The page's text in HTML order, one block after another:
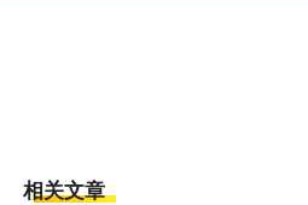
相关文章